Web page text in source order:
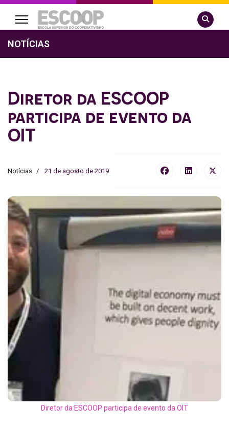
Pesquisar
NOTÍCIAS
Diretor da ESCOOP
participa de evento da
OIT
Notícias 21 de agosto de 2019
Diretor da ESCOOP participa de evento da OIT